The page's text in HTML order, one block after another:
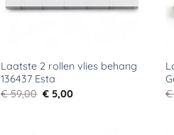
Laatste 2 rollen vlies behang
136437 Esta
€59,00 Oorspronkelijke
prijs
€ 5,00Huidige
€